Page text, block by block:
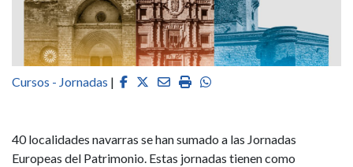
Cursos - Jornadas | Facebook
Twitter
EmailImprimirWhatsapp
40 localidades navarras se han sumado a las Jornadas
Europeas del Patrimonio. Estas jornadas tienen como